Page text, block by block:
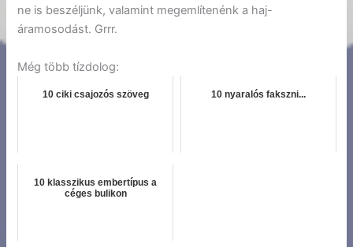
ne is beszéljünk, valamint megemlítenénk a haj-
áramosodást. Grrr.
Még több tízdolog:
10 ciki csajozós szöveg 10 nyaralós fakszni...
10 klasszikus embertípus a
céges bulikon